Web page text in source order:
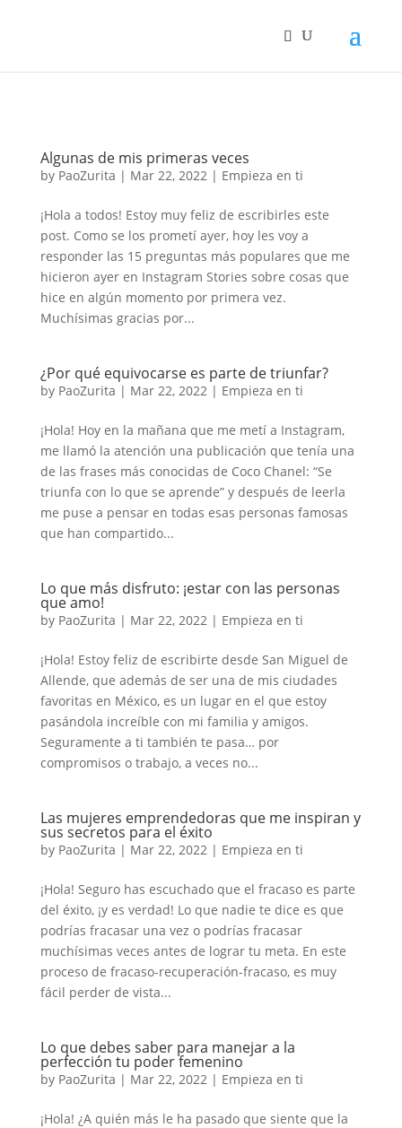
Algunas de mis primeras veces
by PaoZurita | Mar 22, 2022| Empieza en ti
¡Hola a todos! Estoy muy feliz de escribirles este
post. Como se los prometí ayer, hoy les voy a
responder las 15 preguntas más populares que me
hicieron ayer en Instagram Stories sobre cosas que
hice en algún momento por primera vez.
Muchísimas gracias por...
¿Por qué equivocarse es parte de triunfar?
by PaoZurita | Mar 22, 2022| Empieza en ti
¡Hola! Hoy en la mañana que me metí a Instagram,
me llamó la atención una publicación que tenía una
de las frases más conocidas de Coco Chanel: “Se
triunfa con lo que se aprende” y después de leerla
me puse a pensar en todas esas personas famosas
que han compartido...
Lo que más disfruto: ¡estar con las personas
que amo!
by PaoZurita | Mar 22, 2022| Empieza en ti
¡Hola! Estoy feliz de escribirte desde San Miguel de
Allende, que además de ser una de mis ciudades
favoritas en México, es un lugar en el que estoy
pasándola increíble con mi familia y amigos.
Seguramente a ti también te pasa… por
compromisos o trabajo, a veces no...
Las mujeres emprendedoras que me inspiran y
sus secretos para el éxito
by PaoZurita | Mar 22, 2022| Empieza en ti
¡Hola! Seguro has escuchado que el fracaso es parte
del éxito, ¡y es verdad! Lo que nadie te dice es que
podrías fracasar una vez o podrías fracasar
muchísimas veces antes de lograr tu meta. En este
proceso de fracaso-recuperación-fracaso, es muy
fácil perder de vista...
Lo que debes saber para manejar a la
perfección tu poder femenino
by PaoZurita | Mar 22, 2022| Empieza en ti
¡Hola! ¿A quién más le ha pasado que siente que la